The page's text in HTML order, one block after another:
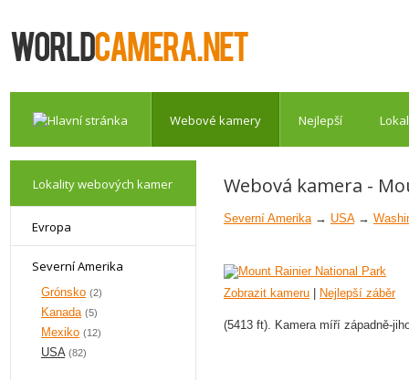
Webové kamery Nejlepší
Lokality webových kamer
Evropa
Severní Amerika
Grónsko (2)
Kanada (5)
Mexiko (12)
USA (82)
Webová kamera -
Severní Amerika→ USA→
Zobrazit kameru Nejlepší záběr
(5413 ft). Kamera míří západně-